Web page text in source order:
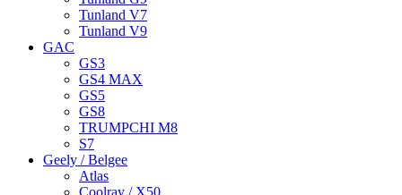
Tunland V7
Tunland V9
GAC
GS3
GS4 MAX
GS5
GS8
TRUMPCHI M8
S7
Geely / Belgee
Atlas
Coolray / X50